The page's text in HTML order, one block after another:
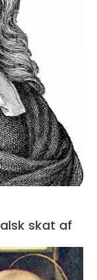
skat af